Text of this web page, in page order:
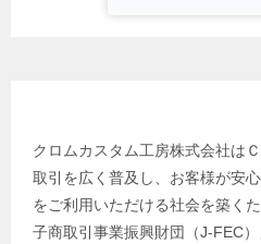
クロムカスタム工房株式会社は
取引を広く普及し、お客様が安
をご利用いただける社会を築く
子商取引事業振興財団（J-FEC